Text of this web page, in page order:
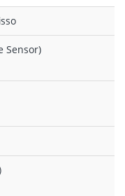
Sensor)